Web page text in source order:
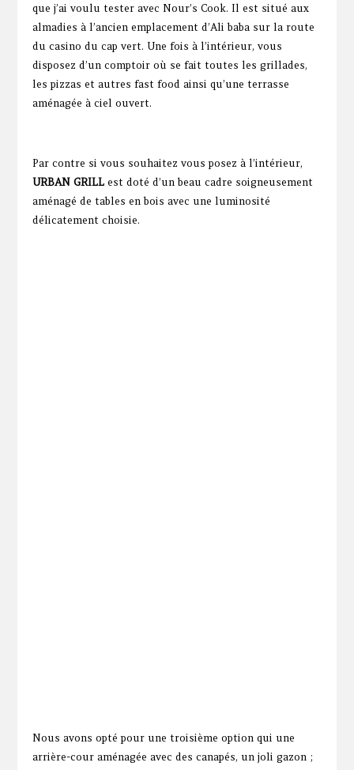
que j’ai voulu tester avec Nour’s Cook. Il est situé aux
almadies à l’ancien emplacement d’Ali baba sur la route
du casino du cap vert. Une fois à l’intérieur, vous
disposez d’un comptoir où se fait toutes les grillades,
les pizzas et autres fast food ainsi qu’une terrasse
aménagée à ciel ouvert.
Par contre si vous souhaitez vous posez à l’intérieur,
URBAN GRILLest doté d’un beau cadre soigneusement
aménagé de tables en bois avec une luminosité
délicatement choisie.
Nous avons opté pour une troisième option qui une
arrière-cour aménagée avec des canapés, un joli gazon ;